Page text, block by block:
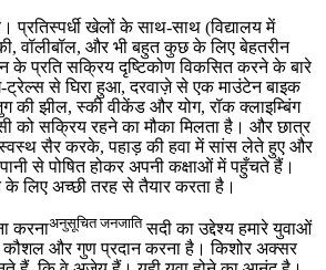
प्रतिस्पर्धी खेलों के साथ-साथ (विद्यालय में
वॉलीबॉल, और भी बहुत कुछ के लिए बेहतरीन
के प्रति सक्रिय दृष्टिकोण विकसित करने के बारे
ट्रेल्स से घिरा हुआ, दरवाज़े से एक माउंटेन बाइक
की झील, स्की वीकेंड और योग, रॉक क्लाइम्बिंग
को सक्रिय रहने का मौका मिलता है। और छात्र
सैर करके, पहाड़ की हवा में सांस लेते हुए और
से पोषित होकर अपनी कक्षाओं में पहुँचते हैं।
लिए अच्छी तरह से तैयार करता है।
करनाअनुसूचित जनजाति सदी का उद्देश्य हमारे युवाओं
और गुण प्रदान करना है। किशोर अक्सर